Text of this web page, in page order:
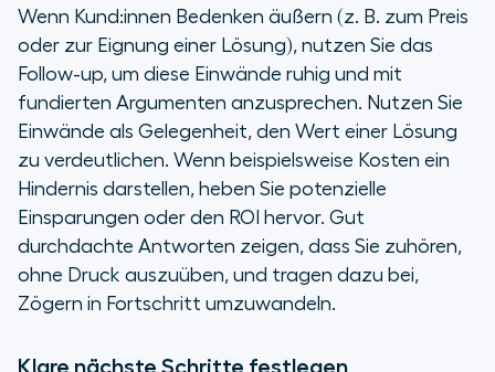
Wenn Kund:innen Bedenken äußern (z. B. zum Preis
oder zur Eignung einer Lösung), nutzen Sie das
Follow-up, um diese Einwände ruhig und mit
fundierten Argumenten anzusprechen. Nutzen Sie
Einwände als Gelegenheit, den Wert einer Lösung
zu verdeutlichen. Wenn beispielsweise Kosten ein
Hindernis darstellen, heben Sie potenzielle
Einsparungen oder den ROI hervor. Gut
durchdachte Antworten zeigen, dass Sie zuhören,
ohne Druck auszuüben, und tragen dazu bei,
Zögern in Fortschritt umzuwandeln.
Klare nächste Schritte festlegen